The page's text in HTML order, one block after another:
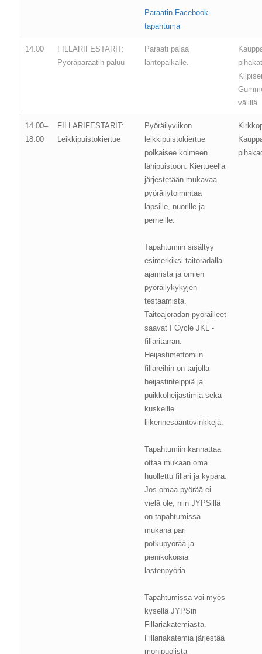
Paraatin Facebook-
tapahtuma
14.00
FILLARIFESTARIT:
Pyöräparaatin paluu
Paraati palaa
lähtöpaikalle.
välillä
14.00–
18.00
FILLARIFESTARIT:
Leikkipuistokiertue
Pyöräilyviikon
leikkipuistokiertue
polkaisee kolmeen
lähipuistoon. Kiertueella
järjestetään mukavaa
pyöräilytoimintaa
lapsille, nuorille ja
perheille.
Tapahtumiin sisältyy
esimerkiksi taitoradalla
ajamista ja omien
pyöräilykykyjen
testaamista.
Taitoajoradan pyöräilleet
saavat I Cycle JKL -
fillaritarran.
Heijastimettomiin
fillareihin on tarjolla
heijastinteippiä ja
puikkoheijastimia sekä
kuskeille
liikennesääntövinkkejä.
Tapahtumiin kannattaa
ottaa mukaan oma
huollettu fillari ja kypärä.
Jos omaa pyörää ei
vielä ole, niin JYPSillä
on tapahtumissa
mukana pari
potkupyörää ja
pienikokoisia
lastenpyöriä.
Tapahtumissa voi myös
kysellä JYPSin
Fillariakatemiasta.
Fillariakatemia järjestää
monipuolista